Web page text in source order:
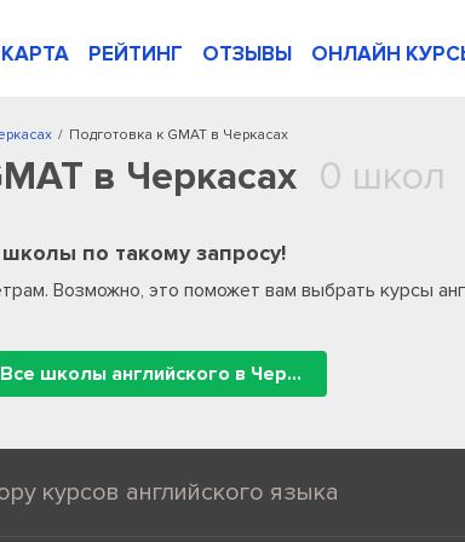
КАРТА РЕЙТИНГ ОТЗЫВЫ ОНЛАЙН
/ Подготовка к GMAT в Черкасах
в Черкасах 0 школ
по такому запросу!
Возможно, это поможет вам выбрать курсы
Все школы английского в Черкасах
курсов английского языка